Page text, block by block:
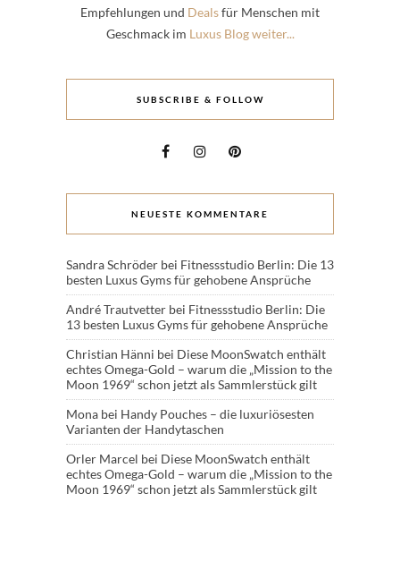
Empfehlungen und Dealsfür Menschen mit
Geschmack im Luxus Blog weiter...
SUBSCRIBE & FOLLOW
NEUESTE KOMMENTARE
Sandra Schröder bei Fitnessstudio Berlin: Die 13
besten Luxus Gyms für gehobene Ansprüche
André Trautvetter bei Fitnessstudio Berlin: Die
13 besten Luxus Gyms für gehobene Ansprüche
Christian Hänni bei Diese MoonSwatch enthält
echtes Omega-Gold – warum die „Mission to the
Moon 1969“ schon jetzt als Sammlerstück gilt
Mona bei Handy Pouches – die luxuriösesten
Varianten der Handytaschen
Orler Marcel bei Diese MoonSwatch enthält
echtes Omega-Gold – warum die „Mission to the
Moon 1969“ schon jetzt als Sammlerstück gilt